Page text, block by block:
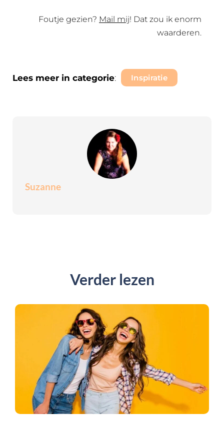
Foutje gezien? Mail mij! Dat zou ik enorm
waarderen.
Lees meer in categorie: Inspiratie
Suzanne
Verder lezen